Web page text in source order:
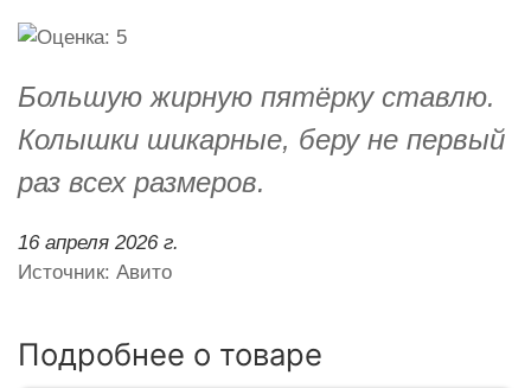
Большую жирную пятёрку ставлю.
Колышки шикарные, беру не первый
раз всех размеров.
16 апреля 2026 г.
Источник: Авито
Подробнее о товаре